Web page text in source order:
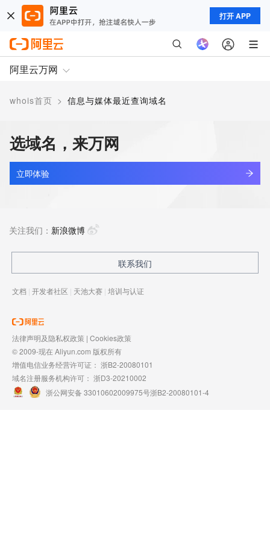
打开 APP
阿里云万网
whois首页 > 信息与媒体最近查询域名
选域名，来万网
立即体验
关注我们： 新浪微博
联系我们
文档 | 开发者社区 | 天池大赛 | 培训与认证
法律声明及隐私权政策 | Cookies政策
© 2009-现在 Aliyun.com 版权所有
增值电信业务经营许可证： 浙B2-20080101
域名注册服务机构许可： 浙D3-20210002
浙公网安备 33010602009975号浙B2-20080101-4